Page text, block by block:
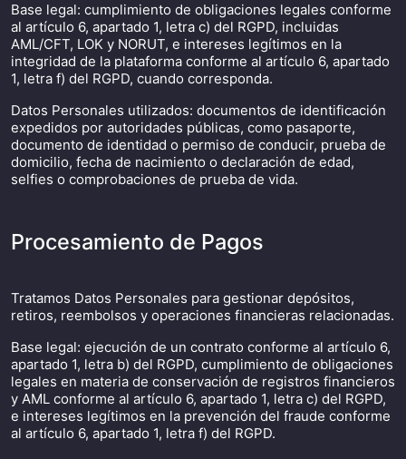
Base legal: cumplimiento de obligaciones legales conforme
al artículo 6, apartado 1, letra c) del RGPD, incluidas
AML/CFT, LOK y NORUT, e intereses legítimos en la
integridad de la plataforma conforme al artículo 6, apartado
1, letra f) del RGPD, cuando corresponda.
Datos Personales utilizados: documentos de identificación
expedidos por autoridades públicas, como pasaporte,
documento de identidad o permiso de conducir, prueba de
domicilio, fecha de nacimiento o declaración de edad,
selfies o comprobaciones de prueba de vida.
Procesamiento de Pagos
Tratamos Datos Personales para gestionar depósitos,
retiros, reembolsos y operaciones financieras relacionadas.
Base legal: ejecución de un contrato conforme al artículo 6,
apartado 1, letra b) del RGPD, cumplimiento de obligaciones
legales en materia de conservación de registros financieros
y AML conforme al artículo 6, apartado 1, letra c) del RGPD,
e intereses legítimos en la prevención del fraude conforme
al artículo 6, apartado 1, letra f) del RGPD.